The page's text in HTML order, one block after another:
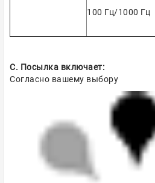
100 Гц/1000 Гц
C. Посылка включает:
Согласно вашему выбору